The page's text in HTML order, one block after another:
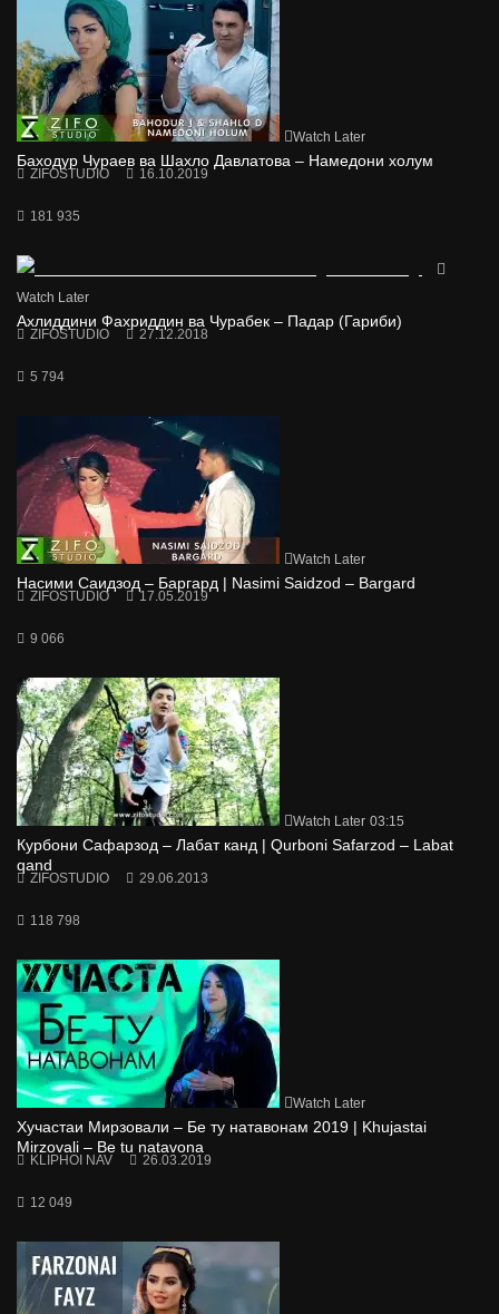
Watch Later
Баходур Чураев ва Шахло Давлатова – Намедони холум
ZIFOSTUDIO 16.10.2019
181 935
Watch Later
Ахлиддини Фахриддин ва Чурабек – Падар (Гариби)
ZIFOSTUDIO 27.12.2018
5 794
Watch Later
Насими Саидзод – Баргард | Nasimi Saidzod – Bargard
ZIFOSTUDIO 17.05.2019
9 066
Watch Later 03:15
Курбони Сафарзод – Лабат канд | Qurboni Safarzod – Labat
qand
ZIFOSTUDIO 29.06.2013
118 798
Watch Later
Хучастаи Мирзовали – Бе ту натавонам 2019 | Khujastai
Mirzovali – Be tu natavona
KLIPHOI NAV 26.03.2019
12 049